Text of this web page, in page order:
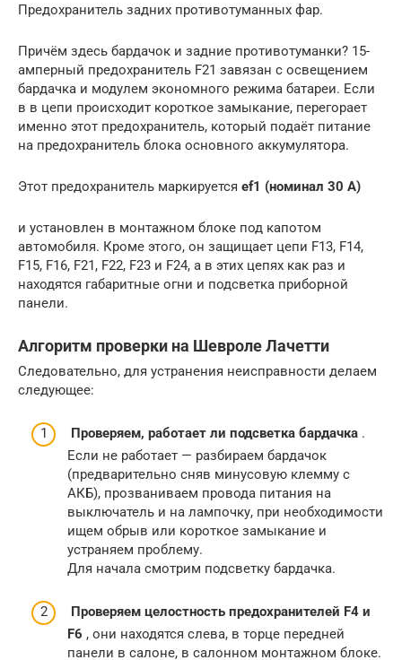
Предохранитель задних противотуманных фар.
Причём здесь бардачок и задние противотуманки? 15-
амперный предохранитель F21 завязан с освещением
бардачка и модулем экономного режима батареи. Если
в в цепи происходит короткое замыкание, перегорает
именно этот предохранитель, который подаёт питание
на предохранитель блока основного аккумулятора.
Этот предохранитель маркируется ef1 (номинал 30 А)
и установлен в монтажном блоке под капотом
автомобиля. Кроме этого, он защищает цепи F13, F14,
F15, F16, F21, F22, F23 и F24, а в этих цепях как раз и
находятся габаритные огни и подсветка приборной
панели.
Алгоритм проверки на Шевроле Лачетти
Следовательно, для устранения неисправности делаем
следующее:
Проверяем, работает ли подсветка бардачка .
Если не работает — разбираем бардачок
(предварительно сняв минусовую клемму с
АКБ), прозваниваем провода питания на
выключатель и на лампочку, при необходимости
ищем обрыв или короткое замыкание и
устраняем проблему.
Для начала смотрим подсветку бардачка.
Проверяем целостность предохранителей F4 и
F6 , они находятся слева, в торце передней
панели в салоне, в салонном монтажном блоке.